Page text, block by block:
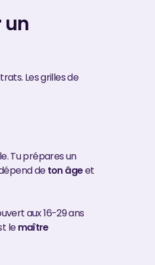
un
Les grilles de
Tu prépares un
deton âgeet
aux 16-29 ans
lemaître